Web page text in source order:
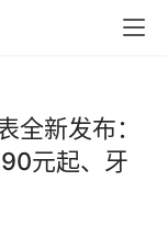
全新发布：
元起、牙